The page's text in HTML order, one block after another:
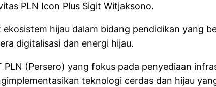
PLN Icon Plus Sigit Witjaksono.
hijau dalam bidang pendidikan yang
digitalisasi dan energi hijau.
PLN (Persero) yang fokus pada penyediaan
teknologi cerdas dan hijau